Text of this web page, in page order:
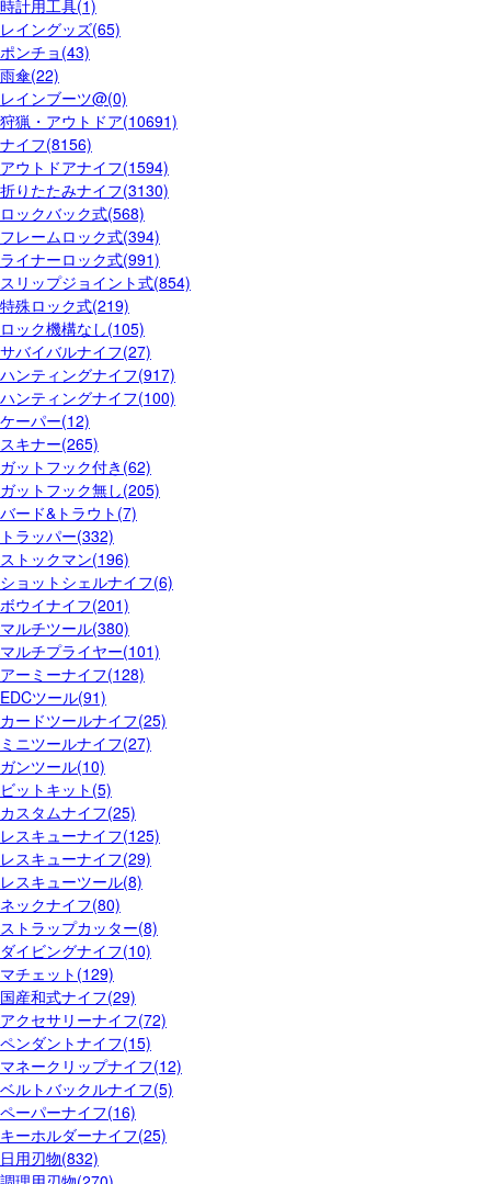
時計用工具(1)
レイングッズ(65)
ポンチョ(43)
雨傘(22)
レインブーツ@(0)
狩猟・アウトドア(10691)
ナイフ(8156)
アウトドアナイフ(1594)
折りたたみナイフ(3130)
ロックバック式(568)
フレームロック式(394)
ライナーロック式(991)
スリップジョイント式(854)
特殊ロック式(219)
ロック機構なし(105)
サバイバルナイフ(27)
ハンティングナイフ(917)
ハンティングナイフ(100)
ケーパー(12)
スキナー(265)
ガットフック付き(62)
ガットフック無し(205)
バード&トラウト(7)
トラッパー(332)
ストックマン(196)
ショットシェルナイフ(6)
ボウイナイフ(201)
マルチツール(380)
マルチプライヤー(101)
アーミーナイフ(128)
EDCツール(91)
カードツールナイフ(25)
ミニツールナイフ(27)
ガンツール(10)
ビットキット(5)
カスタムナイフ(25)
レスキューナイフ(125)
レスキューナイフ(29)
レスキューツール(8)
ネックナイフ(80)
ストラップカッター(8)
ダイビングナイフ(10)
マチェット(129)
国産和式ナイフ(29)
アクセサリーナイフ(72)
ペンダントナイフ(15)
マネークリップナイフ(12)
ベルトバックルナイフ(5)
ペーパーナイフ(16)
キーホルダーナイフ(25)
日用刃物(832)